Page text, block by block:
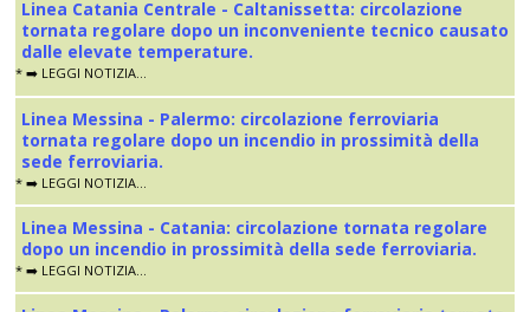
Linea Catania Centrale - Caltanissetta: circolazione
tornata regolare dopo un inconveniente tecnico causato
dalle elevate temperature.
* ➡️ LEGGI NOTIZIA...
Linea Messina - Palermo: circolazione ferroviaria
tornata regolare dopo un incendio in prossimità della
sede ferroviaria.
* ➡️ LEGGI NOTIZIA...
Linea Messina - Catania: circolazione tornata regolare
dopo un incendio in prossimità della sede ferroviaria.
* ➡️ LEGGI NOTIZIA...